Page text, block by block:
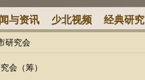
与资讯 少北视频 经典研究
研究会
会（筹）